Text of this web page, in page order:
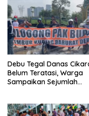
Debu Tegal Danas
Belum Teratasi, Warga
Sampaikan Sejumlah